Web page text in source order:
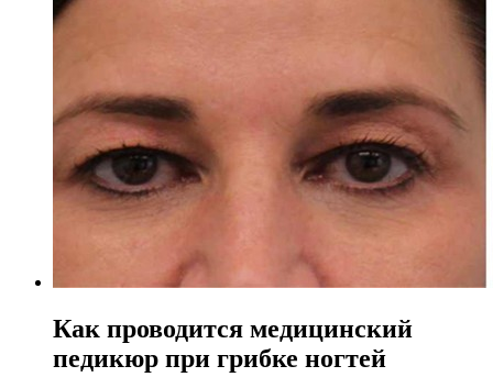
Как проводится медицинский
педикюр при грибке ногтей